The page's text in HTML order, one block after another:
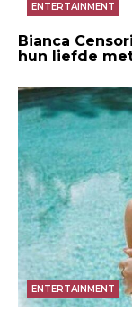
ENTERTAINMENT
Bianca
hun liefde
ENTERTAINMENT